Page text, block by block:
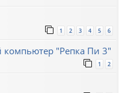
1 2 3 4 5 6
компьютер "Репка Пи 3"
1 2